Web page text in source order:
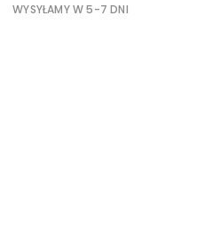
WYSYŁAMY W 5-7 DNI